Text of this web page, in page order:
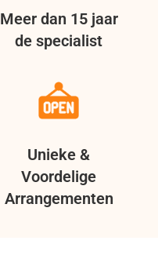
Meer dan 15 jaar
de specialist
Unieke &
Voordelige
Arrangementen